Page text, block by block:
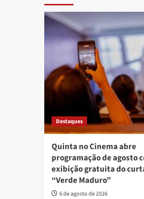
Destaques
Quinta no Cinema abre
programação de agosto
exibição gratuita do
“Verde Maduro”
6 de agosto de 2026